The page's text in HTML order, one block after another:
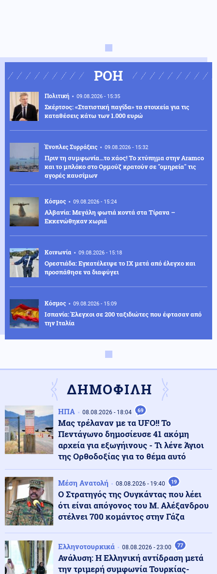
ΡΟΗ
Πολιτική 09.08.2026 - 15:35
Σκέρτσος: «Στατιστική παγίδα» τα στοιχεία για τις
καταθέσεις κάτω των 1.000 ευρώ
Ένοπλες Συρράξεις 09.08.2026 - 15:32
Πριν τη συμφωνία...το χάος! Το χτύπημα στην Aramco
και το μπλόκο στο Ορμούζ κρατούν σε "ομηρεία" τις
αγορές καυσίμων
Κόσμος 09.08.2026 - 15:24
Αλβανία: Μεγάλη φωτιά κοντά στα Τίρανα –
Εκκενώθηκαν χωριά
Κοινωνία 09.08.2026 - 15:18
Ορεστιάδα: Εγκατέλειψε το ΙΧ μετά από έλεγχο και
προσπάθησε να διαφύγει
Κόσμος 09.08.2026 - 15:09
Ισπανία: Έλεγχοι σε 200 ταξιδιώτες που έφτασαν από
την Ιταλία
Κοινωνία
Σκιάθος: 15χρονος κατήγγειλε 17χρονο για σεξουαλική
κακοποίηση
Πολιτική 09.08.2026 - 14:35
Κοντογεώργης: «Η φετινή ΔΕΘ είναι προεκλογική, όχι
παροχολογική»
Κόσμος 09.08.2026 - 14:26
Σίδνεϊ: Παραλίγο σύγκρουση δύο αεροπλάνων σε
διάδρομο αεροδρομίου (βίντεο)
Κόσμος 09.08.2026 - 14:18
Την... έπνιξαν τα χρέη: Ηθοποιός του Χάρι Πότερ
ΔΗΜΟΦΙΛΗ
ΗΠΑ 08.08.2026 - 18:04 69
Μας τρέλαναν με τα UFO!! Το
Πεντάγωνο δημοσίευσε 41 ακόμη
αρχεία για εξωγήινους - Τι λένε Άγιοι
της Ορθοδοξίας για το θέμα αυτό
Μέση Ανατολή 08.08.2026 - 19:40 19
Ο Στρατηγός της Ουγκάντας που λέει
ότι είναι απόγονος του Μ. Αλέξανδρου
στέλνει 700 κομάντος στην Γάζα
Ελληνοτουρκικά 08.08.2026 - 23:00 77
Ανάλυση: Η Ελληνική αντίδραση μετά
την τριμερή συμφωνία Τουρκίας-